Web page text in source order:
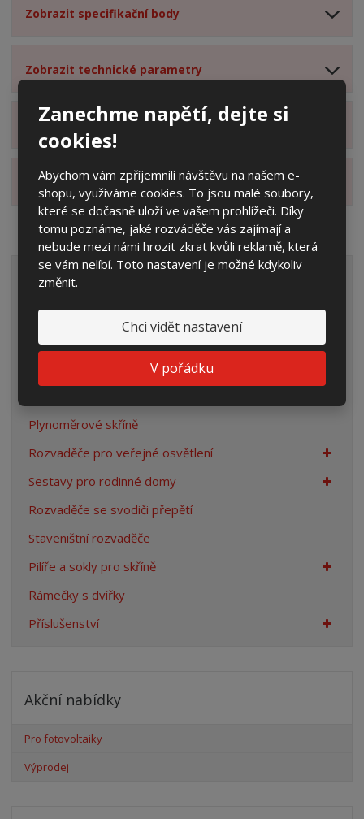
Zanechme napětí, dejte si
cookies!
Abychom vám zpříjemnili návštěvu na našem e-
shopu, využíváme cookies. To jsou malé soubory,
které se dočasně uloží ve vašem prohlížeči. Díky
tomu poznáme, jaké rozváděče vás zajímají a
nebude mezi námi hrozit zkrat kvůli reklamě, která
se vám nelíbí. Toto nastavení je možné kdykoliv
změnit.
Chci vidět nastavení
V pořádku
Zobrazit specifikační body
Zobrazit technické parametry
Zobrazit hodnocení produktu
Zobrazit alternativní produkty
VŠECHNY KATEGORIE
Elektroměrové rozvaděče
Prázdné skříně
Rozpojovací jistící skříně
Plynoměrové skříně
Rozvaděče pro veřejné osvětlení
Sestavy pro rodinné domy
Rozvaděče se svodiči přepětí
Staveništní rozvaděče
Pilíře a sokly pro skříně
Rámečky s dvířky
Příslušenství
Akční nabídky
Pro fotovoltaiky
Výprodej